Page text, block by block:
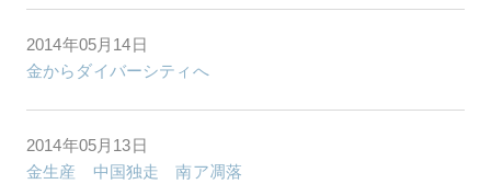
2014年05月14日
金からダイバーシティへ
2014年05月13日
金生産 中国独走 南ア凋落